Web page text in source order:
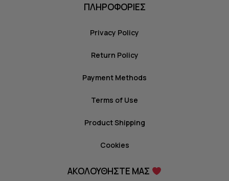
ΠΛΗΡΟΦΟΡΙΕΣ
Privacy Policy
Return Policy
Payment Methods
Terms of Use
Product Shipping
Cookies
ΑΚΟΛΟΥΘΗΣΤΕ ΜΑΣ